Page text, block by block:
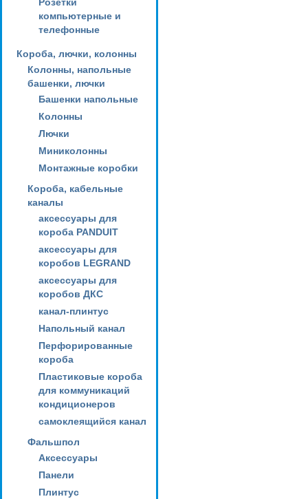
компьютерные и
телефонные
Короба, лючки, колонны
Колонны, напольные
башенки, лючки
Башенки напольные
Колонны
Лючки
Миниколонны
Монтажные коробки
Короба, кабельные
каналы
аксессуары для
короба PANDUIT
аксессуары для
коробов LEGRAND
аксессуары для
коробов ДКС
канал-плинтус
Напольный канал
Перфорированные
короба
Пластиковые короба
для коммуникаций
кондиционеров
самоклеящийся канал
Фальшпол
Аксессуары
Панели
Плинтус